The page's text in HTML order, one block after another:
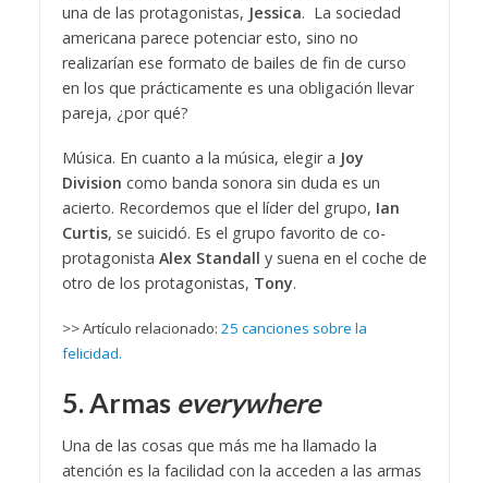
una de las protagonistas, Jessica. La sociedad
americana parece potenciar esto, sino no
realizarían ese formato de bailes de fin de curso
en los que prácticamente es una obligación llevar
pareja, ¿por qué?
Música. En cuanto a la música, elegir a Joy
Division como banda sonora sin duda es un
acierto. Recordemos que el líder del grupo, Ian
Curtis, se suicidó. Es el grupo favorito de co-
protagonista Alex Standall y suena en el coche de
otro de los protagonistas, Tony.
>> Artículo relacionado: 25 canciones sobre la
felicidad.
5. Armas everywhere
Una de las cosas que más me ha llamado la
atención es la facilidad con la acceden a las armas